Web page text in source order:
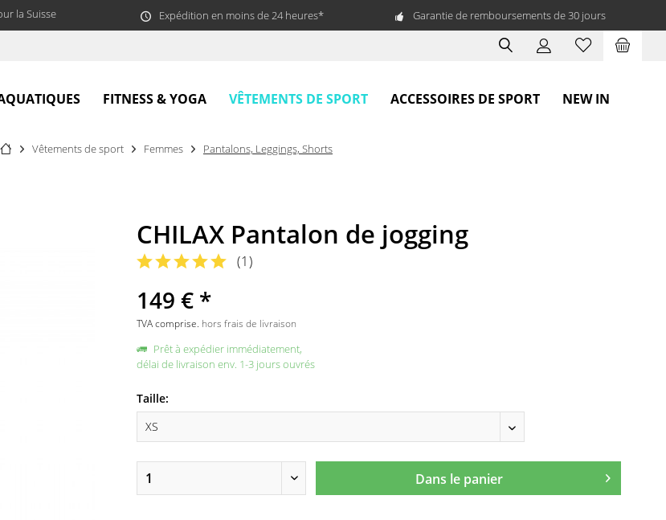
la Suisse Expédition en moins de 24 heures* Garantie de remboursements de 30 jours
FITNESS & YOGA VÊTEMENTS DE SPORT ACCESSOIRES DE SPORT NEW IN
Vêtements de sport Femmes Pantalons, Leggings, Shorts
CHILAX Pantalon de jogging
(1)
149 € *
TVA comprise. hors frais de livraison
Prêt à expédier immédiatement,
délai de livraison env. 1-3 jours ouvrés
Taille:
Dans le panier